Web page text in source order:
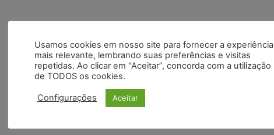
Usamos cookies em nosso site para fornecer a experiência
mais relevante, lembrando suas preferências e visitas
repetidas. Ao clicar em “Aceitar”, concorda com a utilização
de TODOS os cookies.
Configurações Aceitar